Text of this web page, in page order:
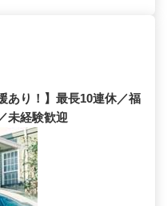
あり！】最長10連休／福
未経験歓迎